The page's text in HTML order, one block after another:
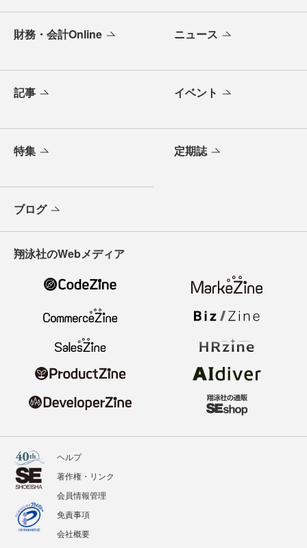
財務・会計Online ニュース
記事 イベント
特集 定期誌
ブログ
翔泳社のWebメディア
ヘルプ
著作権・リンク
会員情報管理
免責事項
会社概要